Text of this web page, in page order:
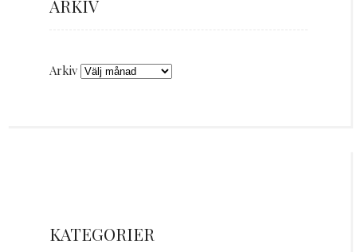
ARKIV
Arkiv
KATEGORIER